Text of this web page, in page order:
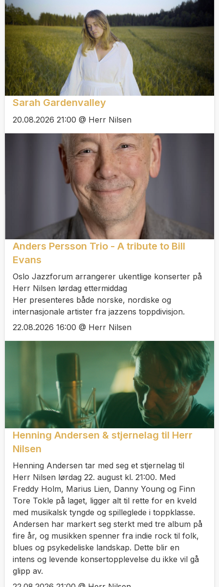
Sarah Gardenvalley
20.08.2026 21:00 @ Herr Nilsen
Anders Persson Trio - A tribute to Bill
Evans
Oslo Jazzforum arrangerer ukentlige konserter på
Herr Nilsen lørdag ettermiddag
Her presenteres både norske, nordiske og
internasjonale artister fra jazzens toppdivisjon.
22.08.2026 16:00 @ Herr Nilsen
Henning Andersen & stjernelag til Herr
Nilsen
Henning Andersen tar med seg et stjernelag til
Herr Nilsen lørdag 22. august kl. 21:00. Med
Freddy Holm, Marius Lien, Danny Young og Finn
Tore Tokle på laget, ligger alt til rette for en kveld
med musikalsk tyngde og spilleglede i toppklasse.
Andersen har markert seg sterkt med tre album på
fire år, og musikken spenner fra indie rock til folk,
blues og psykedeliske landskap. Dette blir en
intens og levende konsertopplevelse du ikke vil gå
glipp av.